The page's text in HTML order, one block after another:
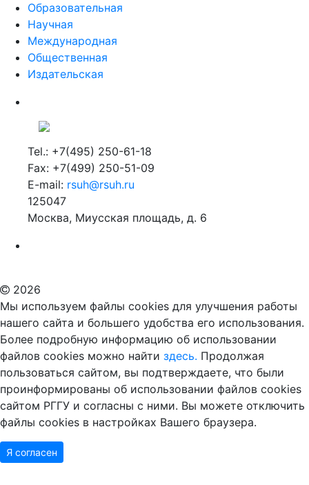
Образовательная
Научная
Международная
Общественная
Издательская
Tel.: +7(495) 250-61-18
Fax: +7(499) 250-51-09
E-mail: rsuh@rsuh.ru
125047
Москва, Миусская площадь, д. 6
2026
Мы используем файлы cookies для улучшения работы
нашего сайта и большего удобства его использования.
Более подробную информацию об использовании
файлов cookies можно найти здесь. Продолжая
пользоваться сайтом, вы подтверждаете, что были
проинформированы об использовании файлов cookies
сайтом РГГУ и согласны с ними. Вы можете отключить
файлы cookies в настройках Вашего браузера.
Я согласен